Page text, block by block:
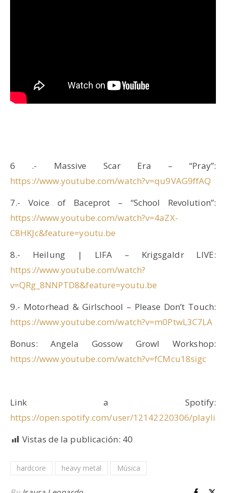
6 .- Massive Scar Era – “Pray”:
https://www.youtube.com/watch?v=qu9VAG9ffAQ
7.- Voice of Baceprot – “School Revolution”:
https://www.youtube.com/watch?v=4aZX-
C8HKJc&feature=youtu.be
8.- Heilung | LIFA – Krigsgaldr LIVE:
https://www.youtube.com/watch?
v=QRg_8NNPTD8&feature=youtu.be
9.- Motorhead & Girlschool – Please Don’t Touch:
https://www.youtube.com/watch?v=m0PtwL3C7LA
Bonus: Angela Gossow Growl Workshop:
https://www.youtube.com/watch?v=fCMcu18sigc
Link a Spotify:
https://open.spotify.com/user/12142220306/playlist/
Vistas de la publicación: 40
hardcore heavy metal Música